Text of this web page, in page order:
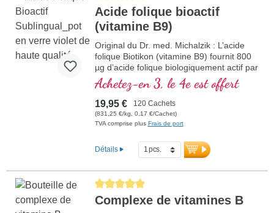
Acide folique bioactif
(vitamine B9)
Original du Dr. med. Michalzik : L’acide
folique Biotikon (vitamine B9) fournit 800
µg d’acide folique biologiquement actif par
comprimé, sous forme de
méthyltétrahydrofolate (5-MTHF),
particulièrement bien absorbé par
l’organisme. L’acide folique contribue à
une formation sanguine normale et au
immunitaire. Sans aucun additif, le produit
est conditionné dans un emballage sans
les normes de qualité les plus strictes.
plus d'informations sur l'acide
folique
Achetez-en 3, le 4e est offert
19,95 € 120 Cachets
(831,25 €/kg, 0,17 €/Cachet)
TVA comprise plus Frais de port
Détails
Average rating of 5 out of 5 stars
Complexe de vitamines B